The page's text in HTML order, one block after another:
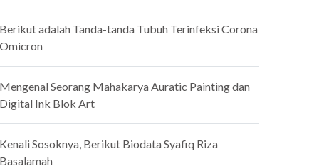
adalah Tanda-tanda Tubuh Terinfeksi Corona
Seorang Mahakarya Auratic Painting dan
Ink Blok Art
Sosoknya, Berikut Biodata Syafiq Riza